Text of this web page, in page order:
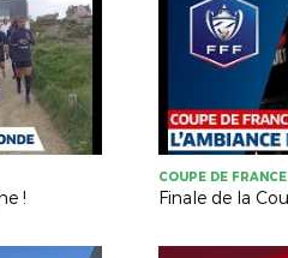
!
COUPE DE FRANCE